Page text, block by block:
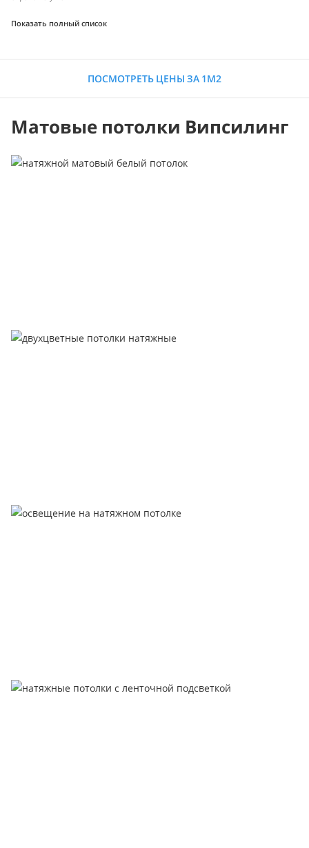
Показать полный список
ПОСМОТРЕТЬ ЦЕНЫ ЗА 1М2
Матовые потолки Випсилинг